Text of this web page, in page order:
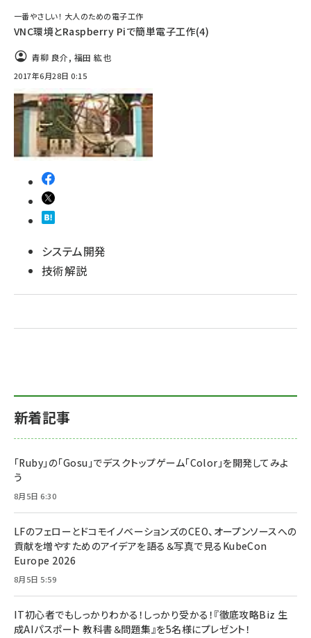
一番やさしい！ 大人のための電子工作
VNC環境とRaspberry Piで簡単電子工作(4)
青柳 良介, 福田 紘也
2017年6月28日 0:15
システム開発
技術解説
新着記事
「Ruby」の「Gosu」でデスクトップゲーム「Color」を開発してみよ
う
8月5日 6:30
LFのフェローとドコモイノベーションズのCEO、オープンソースへの
貢献を増やすためのアイデアを語る＆写真で見るKubeCon
Europe 2026
8月5日 5:59
IT初心者でもしっかりわかる！しっかり受かる！『徹底攻略Biz 生
成AIパスポート 教科書＆問題集』を5名様にプレゼント！